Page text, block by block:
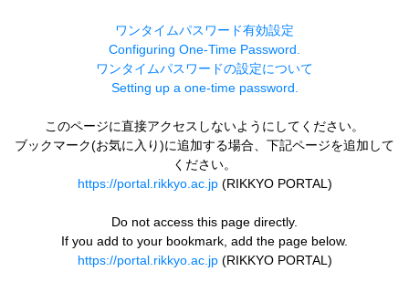
ワンタイムパスワード有効設定
Configuring One-Time Password.
ワンタイムパスワードの設定について
Setting up a one-time password.
このページに直接アクセスしないようにしてください。
ブックマーク(お気に入り)に追加する場合、下記ページを追加して
ください。
https://portal.rikkyo.ac.jp(RIKKYO PORTAL)
Do not access this page directly.
If you add to your bookmark, add the page below.
https://portal.rikkyo.ac.jp(RIKKYO PORTAL)